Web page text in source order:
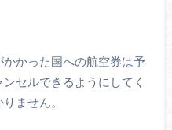
かった国への航空券は予
セルできるようにしてく
ません。